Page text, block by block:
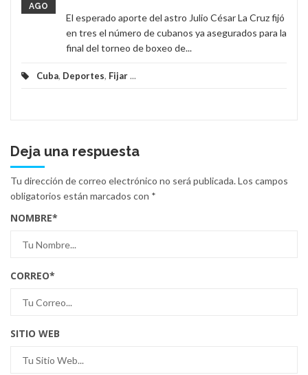
AGO
El esperado aporte del astro Julio César La Cruz fijó
en tres el número de cubanos ya asegurados para la
final del torneo de boxeo de...
Cuba, Deportes, Fijar...
Deja una respuesta
Tu dirección de correo electrónico no será publicada.Los campos
obligatorios están marcados con *
NOMBRE*
CORREO*
SITIO WEB